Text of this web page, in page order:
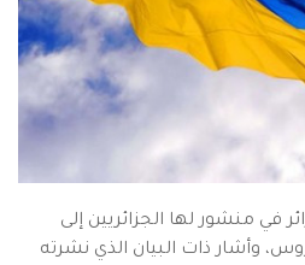
في منشور لها الجزائريين إلى
وأشار ذات البيان الذي نشرته